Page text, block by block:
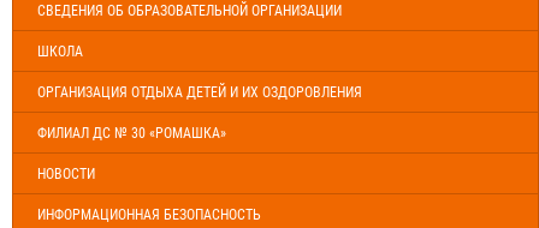
СВЕДЕНИЯ ОБ ОБРАЗОВАТЕЛЬНОЙ ОРГАНИЗАЦИИ
ШКОЛА
ОРГАНИЗАЦИЯ ОТДЫХА ДЕТЕЙ И ИХ ОЗДОРОВЛЕНИЯ
ФИЛИАЛ ДС № 30 «РОМАШКА»
НОВОСТИ
ИНФОРМАЦИОННАЯ БЕЗОПАСНОСТЬ